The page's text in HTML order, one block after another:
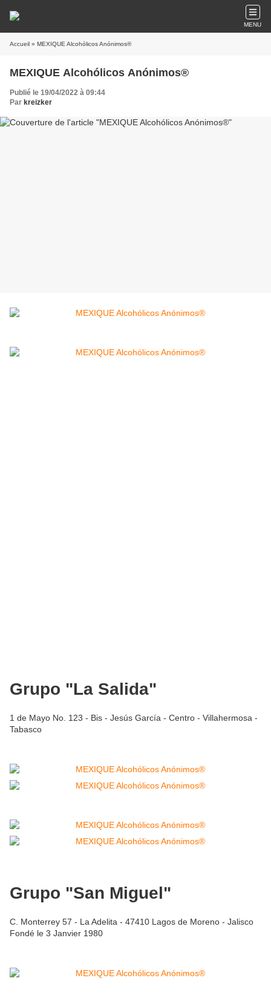
MENU
Accueil » MEXIQUE Alcohólicos Anónimos®
MEXIQUE Alcohólicos Anónimos®
Publié le 19/04/2022 à 09:44
Par kreizker
Grupo "La Salida"
1 de Mayo No. 123 - Bis - Jesús García - Centro - Villahermosa -
Tabasco
Grupo "San Miguel"
C. Monterrey 57 - La Adelita - 47410 Lagos de Moreno - Jalisco
Fondé le 3 Janvier 1980